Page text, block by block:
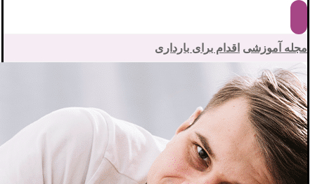
مجله آموزشی اقدام برای بارداری